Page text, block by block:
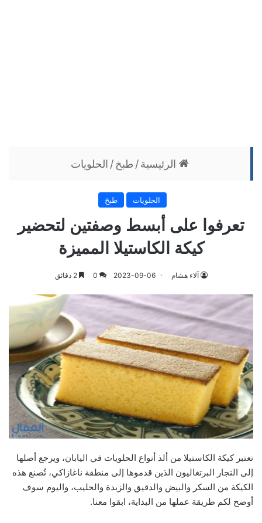
الرئيسية / طبخ / الحلويات
الحلويات طبخ
تعرفوا على أبسط وصفتين لتحضير
كيكة الكاستيلا المميزة
آلاء هشام 2023-09-06
0 2 دقائق
تعتبر كيكة الكاستيلا من ألذ أنواع الحلويات في اليابان، ويرجع أصلها
إلى التجار البرتغاليون الذين قدموها إلى منطقة ناغازاكي، تُصنع هذه
الكيكة من السكر والبيض والدقيق والزبدة والحليب، واليوم سوف
أوضح لكم طريقة عملها من البداية، ابقوا معنا.